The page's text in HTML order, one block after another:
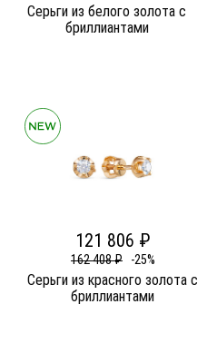
Серьги из белого золота c
бриллиантами
121 806 ₽
162 408 ₽ -25%
Серьги из красного золота c
бриллиантами